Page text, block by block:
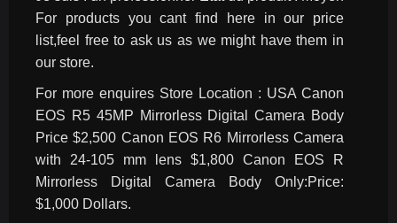
For products you cant find here in our price
list,feel free to ask us as we might have them in
our store.
For more enquires Store Location : USA Canon
EOS R5 45MP Mirrorless Digital Camera Body
Price $2,500 Canon EOS R6 Mirrorless Camera
with 24-105 mm lens $1,800 Canon EOS R
Mirrorless Digital Camera Body Only:Price:
$1,000 Dollars.